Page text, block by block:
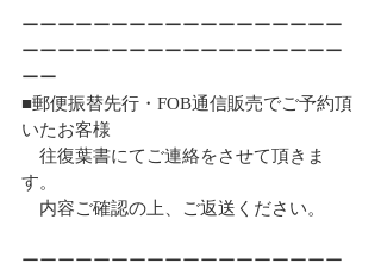
ーーーーーーーーーーーーーーーーーー
ーーーーーーーーーーーーーーーーーー
ーー
■郵便振替先行・FOB通信販売でご予約頂
いたお客様
往復葉書にてご連絡をさせて頂きま
す。
内容ご確認の上、ご返送ください。
ーーーーーーーーーーーーーーーーーー